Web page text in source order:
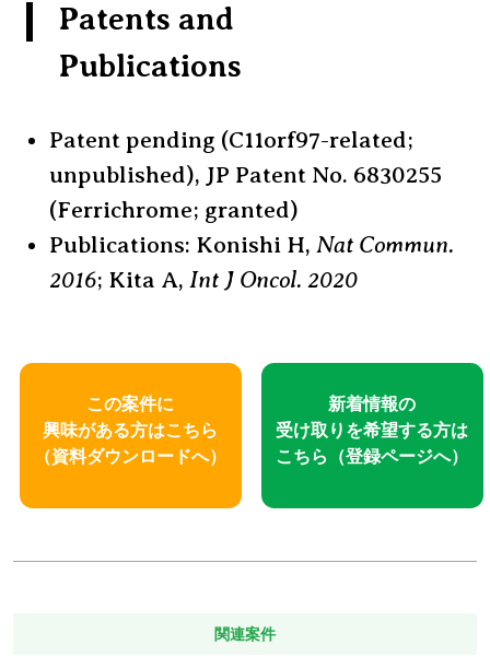
Patents and
Publications
Patent pending (C11orf97-related;
unpublished), JP Patent No. 6830255
(Ferrichrome; granted)
Publications: Konishi H,Nat Commun.
2016; Kita A,Int J Oncol. 2020
この案件に
興味がある方はこちら
（資料ダウンロードへ）
新着情報の
受け取りを希望する方は
こちら （登録ページへ）
関連案件